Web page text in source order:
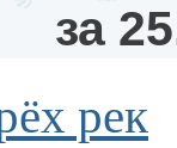
за
рек